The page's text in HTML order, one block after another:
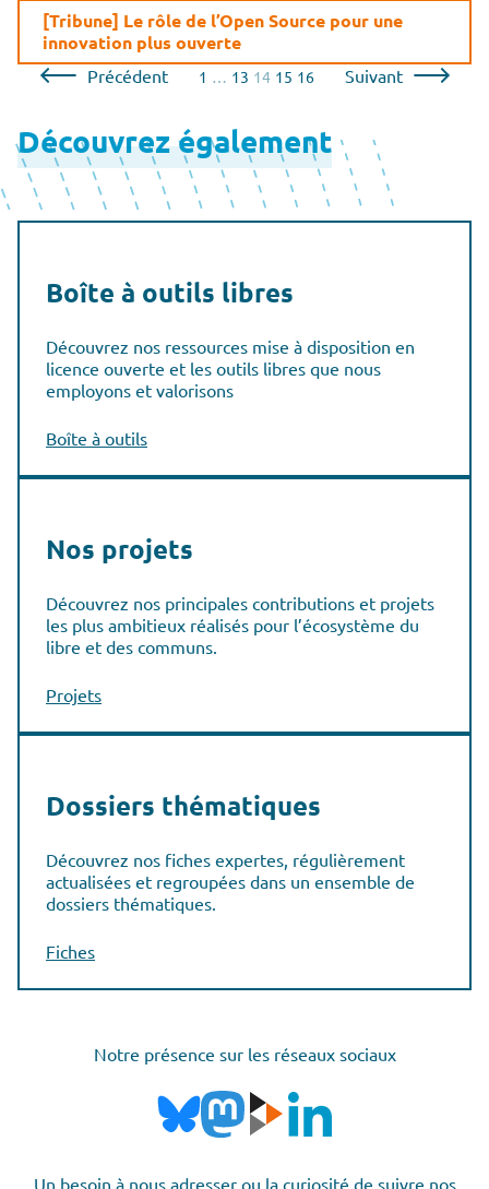
[Tribune] Le rôle de l’Open Source pour une
innovation plus ouverte
Pagination
des
publications
Précédent 1 … 13 14 15 16 Suivant
Découvrez également
Boîte à outils libres
Découvrez nos ressources mise à disposition en
licence ouverte et les outils libres que nous
employons et valorisons
Boîte à outils
Nos projets
Découvrez nos principales contributions et projets
les plus ambitieux réalisés pour l’écosystème du
libre et des communs.
Projets
Dossiers thématiques
Découvrez nos fiches expertes, régulièrement
actualisées et regroupées dans un ensemble de
dossiers thématiques.
Fiches
Notre présence sur les réseaux sociaux
Un besoin à nous adresser ou la curiosité de suivre nos